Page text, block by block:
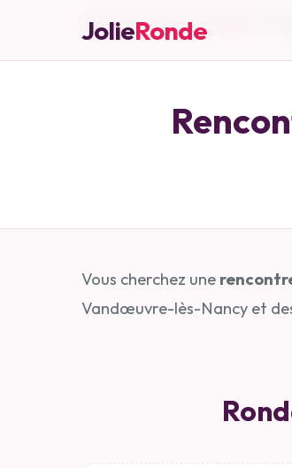
JolieRonde
Accueil Meurthe-et-Moselle
Vous cherchez une
Vandœuvre-lès-Nancy et